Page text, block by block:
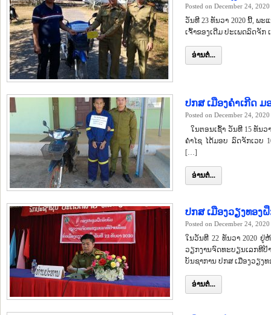
Posted on December 24, 2020
ວັນທີ 23 ທັນວາ 2020 ນີ້, ພ
ເຈົ້າຂອງເດີມ ປະເພດລົດຈັກ
ອ່ານຕໍ່...
ປກສ ເມືອງຄໍາເກີດ
Posted on December 24, 2020
ໃນຕອນເຊົ້າ ວັນທີ 15 ທັນວ
ຄໍາໄຊ ໄດ້ມອບ ລົດຈັກເວບ
[…]
ອ່ານຕໍ່...
ປກສ ເມືອງວຽງທອງ
Posted on December 24, 2020
ໃນວັນທີ 22 ທັນວາ 2020 ຢູ່
ວຽກງານຈົດທະບຽນເລກທີປ້
ບັນຊາການ ປກສ ເມືອງວຽ
ອ່ານຕໍ່...